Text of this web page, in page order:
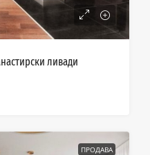
ливади
ПРОДАВА